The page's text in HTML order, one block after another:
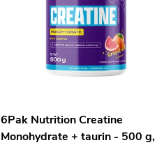
6Pak Nutrition Creatine
Monohydrate + taurin - 500 g,